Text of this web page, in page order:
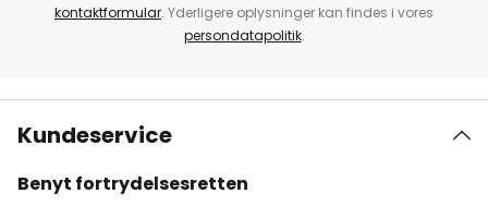
kontaktformular. Yderligere oplysninger kan findes i vores
persondatapolitik.
Kundeservice
Benyt fortrydelsesretten